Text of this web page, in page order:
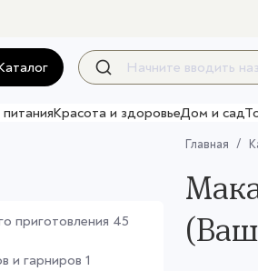
Красота и здоровьеДом и сад
Главная
приготовления 45
и гарниров 1